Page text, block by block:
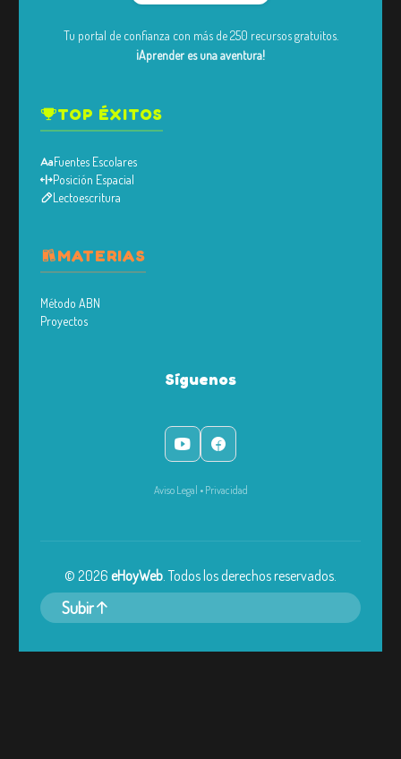
Tu portal de confianza con más de 250 recursos gratuitos.
¡Aprender es una aventura!
TOP ÉXITOS
Fuentes Escolares
Posición Espacial
Lectoescritura
MATERIAS
Método ABN
Proyectos
Síguenos
Aviso Legal • Privacidad
© 2026 eHoyWeb . Todos los derechos reservados.
Subir